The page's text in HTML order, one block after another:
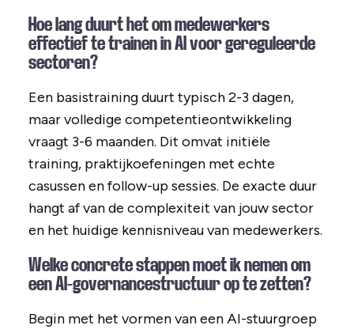
Hoe lang duurt het om medewerkers
effectief te trainen in AI voor gereguleerde
sectoren?
Een basistraining duurt typisch 2-3 dagen,
maar volledige competentieontwikkeling
vraagt 3-6 maanden. Dit omvat initiële
training, praktijkoefeningen met echte
casussen en follow-up sessies. De exacte duur
hangt af van de complexiteit van jouw sector
en het huidige kennisniveau van medewerkers.
Welke concrete stappen moet ik nemen om
een AI-governancestructuur op te zetten?
Begin met het vormen van een AI-stuurgroep